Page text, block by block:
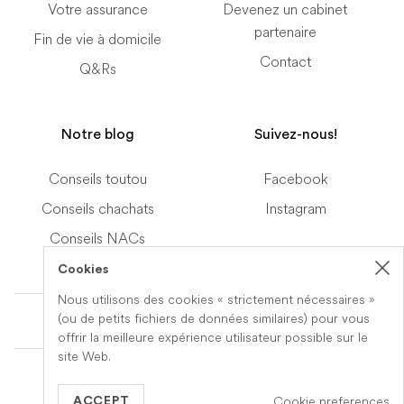
Cookies
Nous utilisons des cookies « strictement nécessaires »
(ou de petits fichiers de données similaires) pour vous
offrir la meilleure expérience utilisateur possible sur le
site Web.
ACCEPT
Votre assurance
Fin de vie à domicile
Q&Rs
Devenez un cabinet
partenaire
Contact
Notre blog
Conseils toutou
Conseils chachats
Conseils NACs
Suivez-nous!
Facebook
Instagram
Terms of Service